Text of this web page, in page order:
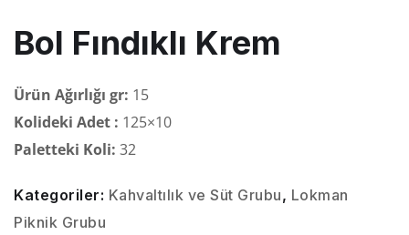
Bol Fındıklı Krem
Ürün Ağırlığı gr: 15
Kolideki Adet : 125×10
Paletteki Koli: 32
Kategoriler: Kahvaltılık ve Süt Grubu, Lokman
Piknik Grubu